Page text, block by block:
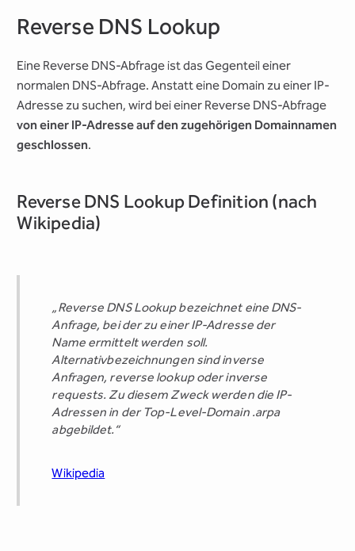
Reverse DNS Lookup
Eine Reverse DNS-Abfrage ist das Gegenteil einer
normalen DNS-Abfrage. Anstatt eine Domain zu einer IP-
Adresse zu suchen, wird bei einer Reverse DNS-Abfrage
von einer IP-Adresse auf den zugehörigen Domainnamen
geschlossen.
Reverse DNS Lookup Definition (nach
Wikipedia)
„Reverse DNS Lookup bezeichnet eine DNS-
Anfrage, bei der zu einer IP-Adresse der
Name ermittelt werden soll.
Alternativbezeichnungen sind inverse
Anfragen, reverse lookup oder inverse
requests. Zu diesem Zweck werden die IP-
Adressen in der Top-Level-Domain .arpa
abgebildet.“
Wikipedia